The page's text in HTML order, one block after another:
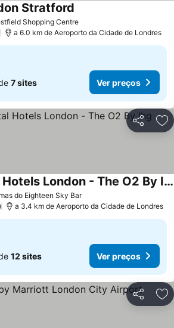
Shopping CentreVer preços
Stratford
a 6.0 km de Aeroporto da Cidade de Londres
7 sites Ver preços
Partilhar
do Eighteen Sky BarVer preços
Intercontinental Hotels London - The O2 By Ihg
a 3.4 km de Aeroporto da Cidade de Londres
12 sites Ver preços
Partilhar